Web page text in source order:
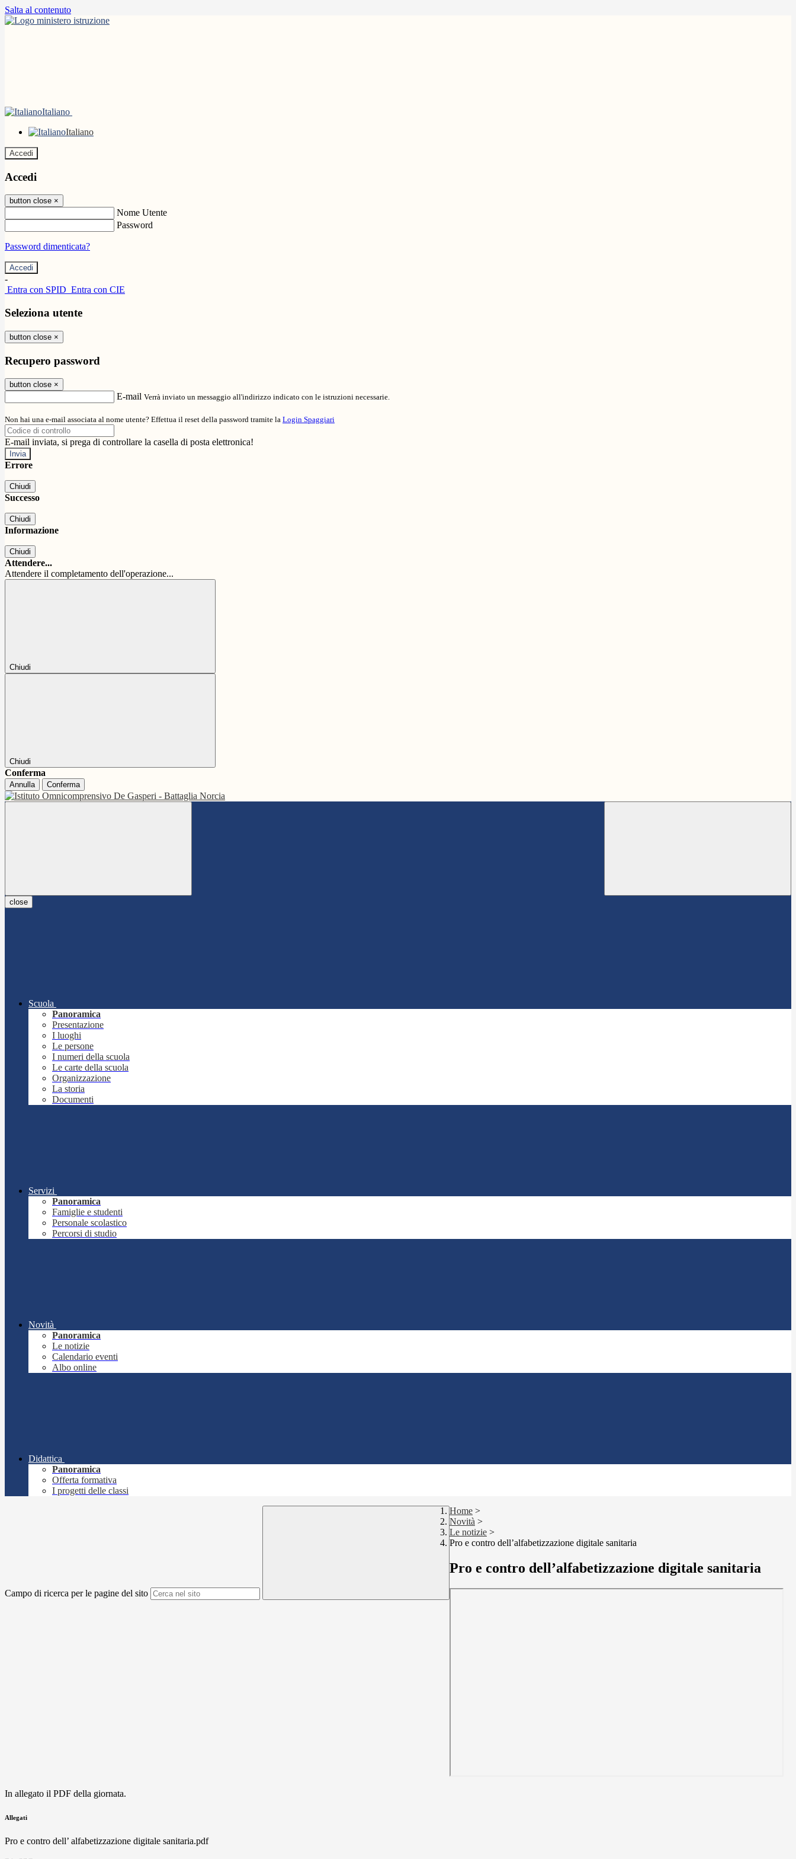
Salta al contenuto
Italiano
Italiano
Accedi
Accedi
button close ×
Nome Utente
Password
Password dimenticata?
-
Entra con SPID Entra con CIE
Seleziona utente
button close ×
Recupero password
button close ×
E-mail Verrà inviato un messaggio all'indirizzo indicato con le istruzioni necessarie.
Non hai una e-mail associata al nome utente? Effettua il reset della password tramite la Login Spaggiari
E-mail inviata, si prega di controllare la casella di posta elettronica!
Errore
Chiudi
Successo
Chiudi
Informazione
Chiudi
Attendere...
Attendere il completamento dell'operazione...
Chiudi
Chiudi
Conferma
Annulla Conferma
close
Scuola
Panoramica
Presentazione
I luoghi
Le persone
I numeri della scuola
Le carte della scuola
Organizzazione
La storia
Documenti
Servizi
Panoramica
Famiglie e studenti
Personale scolastico
Percorsi di studio
Novità
Panoramica
Le notizie
Calendario eventi
Albo online
Didattica
Panoramica
Offerta formativa
I progetti delle classi
Campo di ricerca per le pagine del sito
Home >
Novità >
Le notizie >
Pro e contro dell’alfabetizzazione digitale sanitaria
Pro e contro dell’alfabetizzazione digitale sanitaria
In allegato il PDF della giornata.
Allegati
Pro e contro dell’ alfabetizzazione digitale sanitaria.pdf